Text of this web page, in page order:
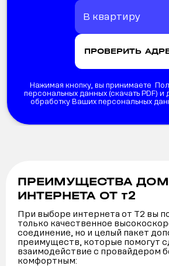
Нажимая кнопку, вы принимаете
персональных данных (скачать PDF) и
обработку Ваших персональных
ПРЕИМУЩЕСТВА
ИНТЕРНЕТА ОТ т2
При выборе интернета от Т2 вы
только качественное
соединение, но и целый пакет
преимуществ, которые помогут
взаимодействие с провайдером
комфортным: